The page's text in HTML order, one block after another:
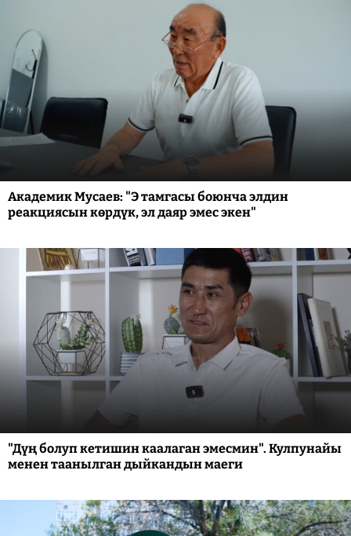
Академик Мусаев: "Э тамгасы боюнча элдин
реакциясын көрдүк, эл даяр эмес экен"
"Дүң болуп кетишин каалаган эмесмин". Кулпунайы
менен таанылган дыйкандын маеги